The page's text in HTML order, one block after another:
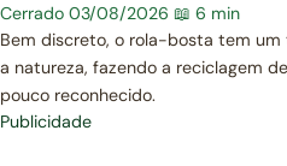
Cerrado 03/08/2026 📖 6 min
Bem discreto, o rola-bosta tem
a natureza, fazendo a reciclagem
pouco reconhecido.
Publicidade